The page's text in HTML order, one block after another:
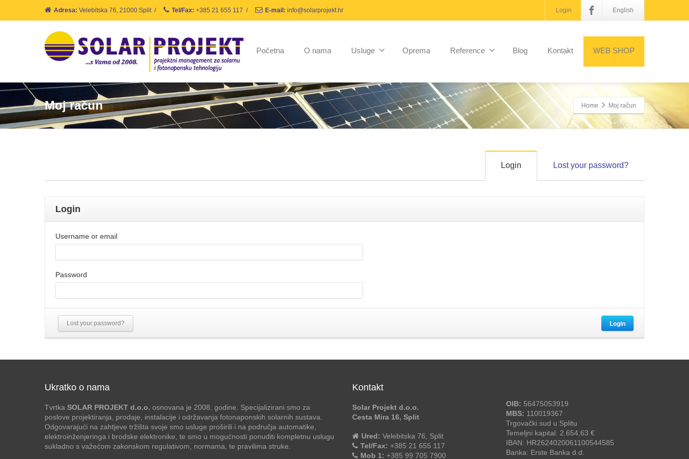
Adresa: Velebitska 76, 21000 Split / Tel/Fax: +385 21 655 117 / E-mail: info@solarprojekt.hr Login English
Početna O nama Usluge Oprema Reference Blog Kontakt WEB SHOP
Moj račun Home Moj račun
Login Lost your password?
Login
Username or email
Password
Login
Lost your password?
Ukratko o nama
Tvrtka SOLAR PROJEKT d.o.o. osnovana je 2008. godine. Specijalizirani smo za
poslove projektiranja, prodaje, instalacije i održavanja fotonaponskih solarnih sustava.
Odgovarajući na zahtjeve tržišta svoje smo usluge proširili i na područja automatike,
elektroinženjeringa i brodske elektronike, te smo u mogućnosti ponuditi kompletnu uslugu
sukladno s važećom zakonskom regulativom, normama, te pravilima struke.
Kontakt
Solar Projekt d.o.o.
Cesta Mira 16, Split
Ured: Velebitska 76, Split
Tel/Fax: +385 21 655 117
Mob 1: +385 99 705 7900
OIB: 56475053919
MBS: 110019367
Trgovački sud u Splitu
Temeljni kapital: 2.654,63 €
IBAN: HR2624020061100544585
Banka: Erste Banka d.d.